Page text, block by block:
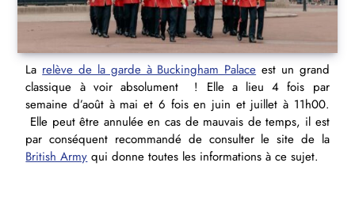
La relève de la garde à Buckingham Palace est un grand
classique à voir absolument ! Elle a lieu 4 fois par
semaine d’août à mai et 6 fois en juin et juillet à 11h00.
Elle peut être annulée en cas de mauvais de temps, il est
par conséquent recommandé de consulter le site de la
British Army qui donne toutes les informations à ce sujet.